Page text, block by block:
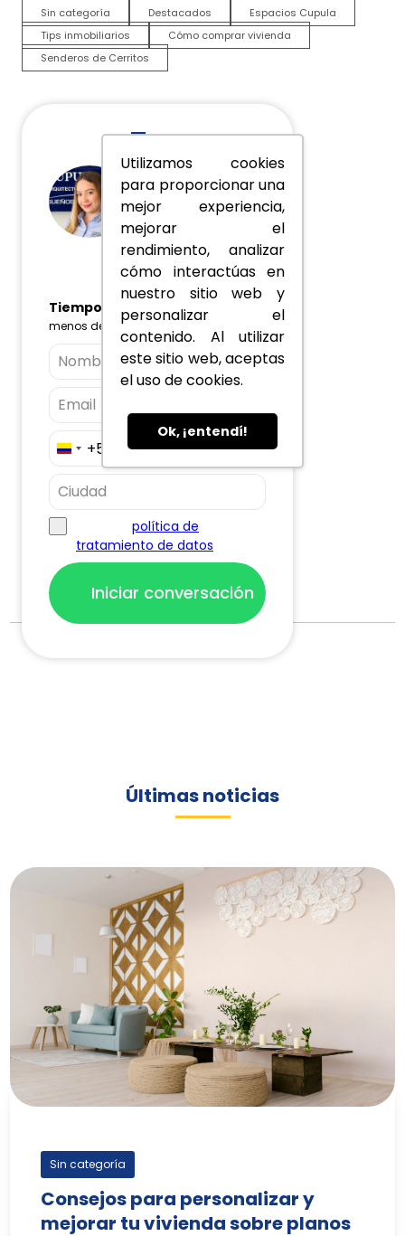
Utilizamos cookies
para proporcionar una
mejor experiencia,
mejorar el
rendimiento, analizar
cómo interactúas en
nuestro sitio web y
personalizar el
contenido. Al utilizar
este sitio web, aceptas
el uso de cookies.
Ok, ¡entendí!
Sin categoría Destacados
Espacios Cupula
Tips inmobiliarios
Cómo comprar vivienda
Senderos de Cerritos
Tu
asesora
virtual
En línea
Tiempo de respuesta:
menos de 1 minuto
Colombia
+57
+57
política de
tratamiento de datos
Iniciar conversación
Últimas noticias
Sin categoría
Consejos para personalizar y
mejorar tu vivienda sobre planos